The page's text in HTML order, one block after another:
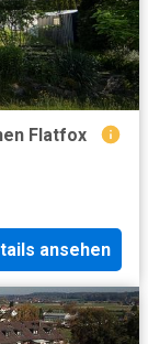
Flatfox
ansehen